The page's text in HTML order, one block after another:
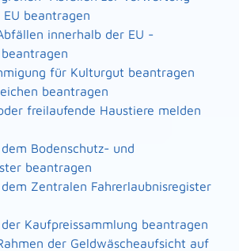
beantragen
innerhalb der EU -
für Kulturgut beantragen
beantragen
freilaufende Haustiere melden
Bodenschutz- und
beantragen
Zentralen Fahrerlaubnisregister
Kaufpreissammlung beantragen
der Geldwäscheaufsicht auf